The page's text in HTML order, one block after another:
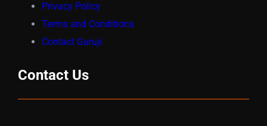
Privacy Policy
Terms and Conditions
Contact Guruji
Contact Us